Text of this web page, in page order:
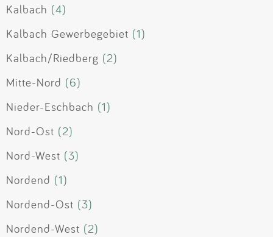
Kalbach (4)
Kalbach Gewerbegebiet (1)
Kalbach/Riedberg (2)
Mitte-Nord (6)
Nieder-Eschbach (1)
Nord-Ost (2)
Nord-West (3)
Nordend (1)
Nordend-Ost (3)
Nordend-West (2)